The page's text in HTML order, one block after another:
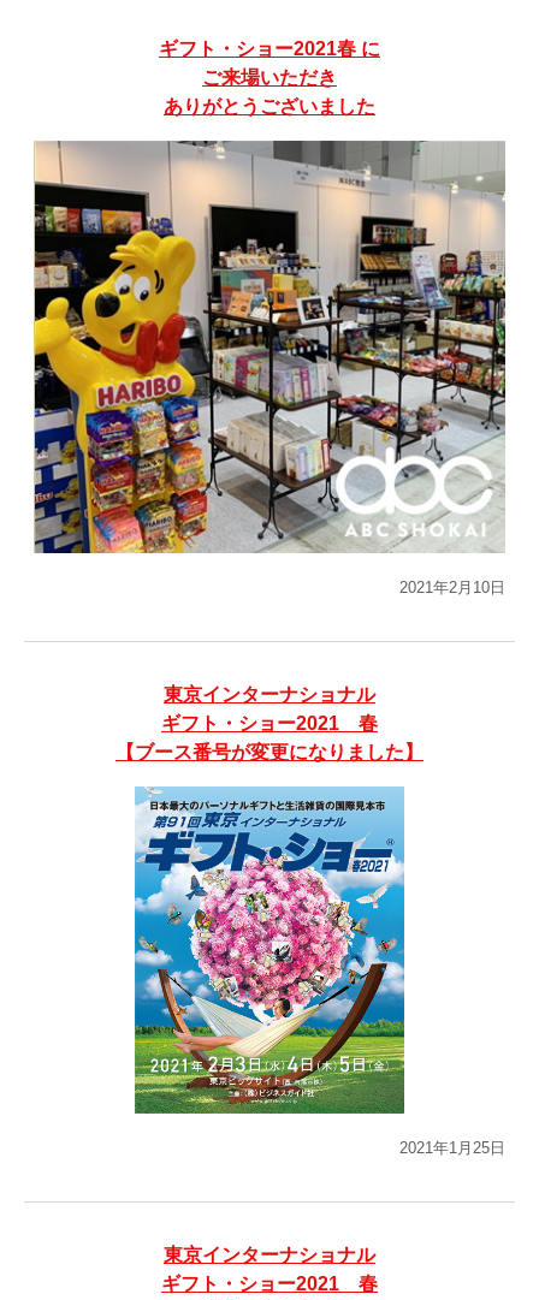
ギフト・ショー2021春 に
ご来場いただき
ありがとうございました
2021年2月10日
東京インターナショナル
ギフト・ショー2021 春
【ブース番号が変更になりました】
2021年1月25日
東京インターナショナル
ギフト・ショー2021 春